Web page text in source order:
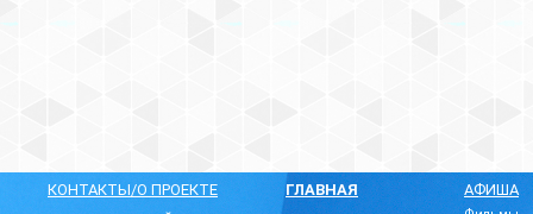
КОНТАКТЫ/О ПРОЕКТЕ
ГЛАВНАЯ
АФИША